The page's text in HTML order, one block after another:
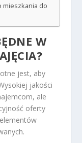
mieszkania do
W
jest, aby
jakości
ale
oferty